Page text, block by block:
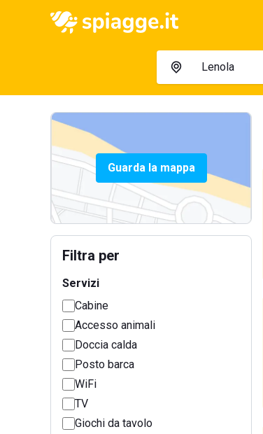
Guarda la mappa
Filtra per
Servizi
Cabine
Accesso animali
Doccia calda
Posto barca
WiFi
TV
Giochi da tavolo